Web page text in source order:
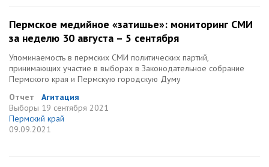
Пермское медийное «затишье»: мониторинг СМИ
за неделю 30 августа – 5 сентября
Упоминаемость в пермских СМИ политических партий,
принимающих участие в выборах в Законодательное собрание
Пермского края и Пермскую городскую Думу
Отчет
Агитация
Выборы 19 сентября 2021
Пермский край
09.09.2021